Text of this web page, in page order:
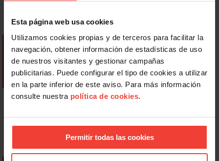
Esta página web usa cookies
Utilizamos cookies propias y de terceros para facilitar la
navegación, obtener información de estadísticas de uso
de nuestros visitantes y gestionar campañas
publicitarias. Puede configurar el tipo de cookies a utilizar
en la parte inferior de este aviso. Para más información
consulte nuestra política de cookies.
Permitir todas las cookies